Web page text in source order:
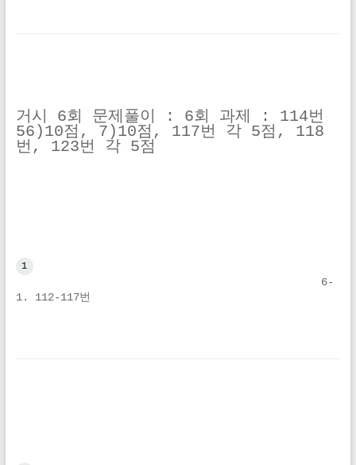
거시 6회 문제풀이 : 6회 과제 : 114번
56)10점, 7)10점, 117번 각 5점, 118
번, 123번 각 5점
1
6-
1. 112-117번